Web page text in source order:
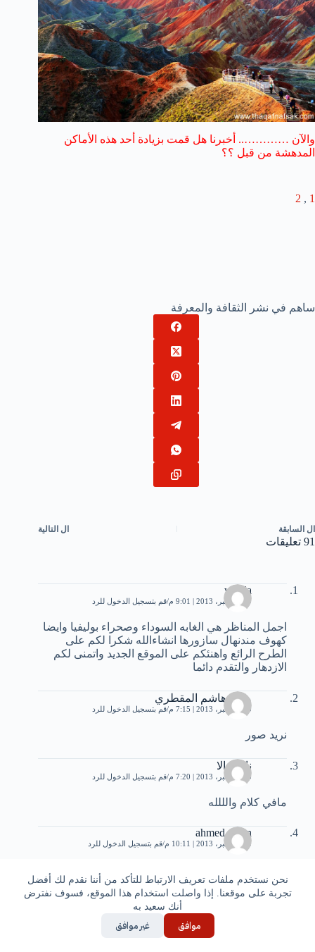
نحن نستخدم ملفات تعريف الارتباط للتأكد من أننا نقدم لك أفضل
تجربة على موقعنا. إذا واصلت استخدام هذا الموقع، فسوف نفترض
أنك سعيد به
موافق غير موافق
والآن ………….. أخبرنا هل قمت بزيادة أحد هذه الأماكن
المدهشة من قبل ؟؟
1
,
ساهم في نشر الثقافة والمعرفة
ال السابقة ال التالية
91 تعليقات
warda
19 ديسمبر، 2013 | 9:01 م قم بتسجيل الدخول للرد
اجمل المناظر هي الغابه السوداء وصحراء بوليفيا وايضا
كهوف مندنهال سازورها انشاءالله شكرا لكم على
الطرح الرائع واهنئكم على الموقع الجديد واتمنى لكم
الازدهار والتقدم دائما
ماجد هاشم المقطري
20 ديسمبر، 2013 | 7:15 م قم بتسجيل الدخول للرد
نريد صور
ناظم الا
20 ديسمبر، 2013 | 7:20 م قم بتسجيل الدخول للرد
مافي كلام والللله
ahmed_agan
20 ديسمبر، 2013 | 10:11 م قم بتسجيل الدخول للرد
رائع جدا وانشاء الله بنزورها
قم بتسجيل الدخول للرد
رائع جدا وانشاء الله بنزورها